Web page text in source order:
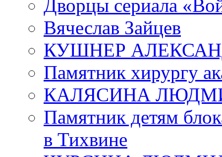
Дворцы сериала
Вячеслав Зайцев
КУШНЕР
Памятник хирургу
КАЛЯСИНА
Памятник детям
в Тихвине